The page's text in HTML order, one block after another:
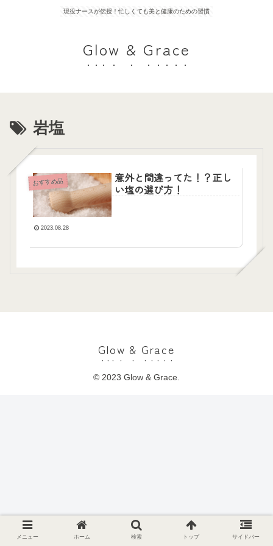
現役ナースが伝授！忙しくても美と健康のための習慣
Glow & Grace
岩塩
おすすめ品
意外と間違ってた！？正し
い塩の選び方！
2023.08.28
Glow & Grace
© 2023 Glow & Grace.
メニュー ホーム 検索 トップ サイドバー